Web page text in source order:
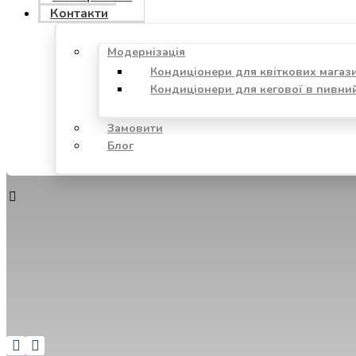
Контакти
Модернізація
Кондиціонери для квіткових
Кондиціонери для кегової в
Замовити
Блог